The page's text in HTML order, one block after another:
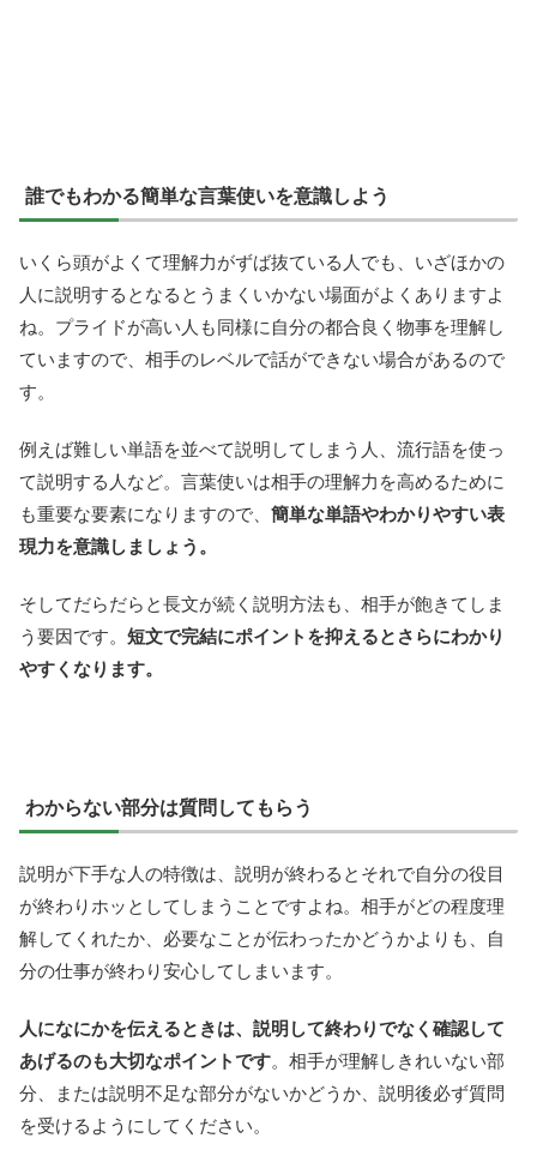
誰でもわかる簡単な言葉使いを意識しよう
いくら頭がよくて理解力がずば抜ている人でも、いざほかの
人に説明するとなるとうまくいかない場面がよくありますよ
ね。プライドが高い人も同様に自分の都合良く物事を理解し
ていますので、相手のレベルで話ができない場合があるので
す。
例えば難しい単語を並べて説明してしまう人、流行語を使っ
て説明する人など。言葉使いは相手の理解力を高めるために
も重要な要素になりますので、 簡単な単語やわかりやすい表
現力を意識しましょう。
そしてだらだらと長文が続く説明方法も、相手が飽きてしま
う要因です。 短文で完結にポイントを抑えるとさらにわかり
やすくなります。
わからない部分は質問してもらう
説明が下手な人の特徴は、説明が終わるとそれで自分の役目
が終わりホッとしてしまうことですよね。相手がどの程度理
解してくれたか、必要なことが伝わったかどうかよりも、自
分の仕事が終わり安心してしまいます。
人になにかを伝えるときは、説明して終わりでなく確認して
あげるのも大切なポイントです。相手が理解しきれいない部
分、または説明不足な部分がないかどうか、説明後必ず質問
を受けるようにしてください。